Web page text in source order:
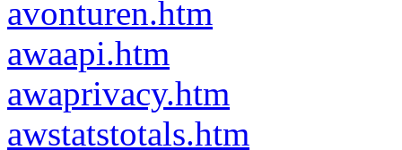
avonturen.htm
awaapi.htm
awaprivacy.htm
awstatstotals.htm